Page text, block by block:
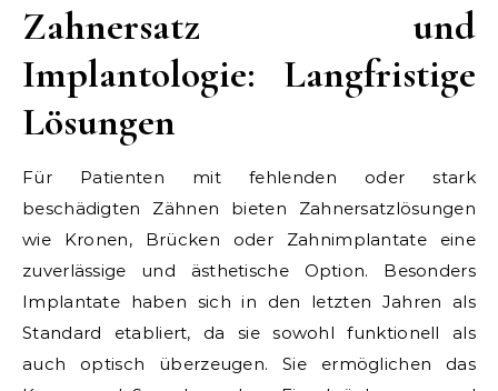
Zahnersatz und
Implantologie: Langfristige
Lösungen
Für Patienten mit fehlenden oder stark
beschädigten Zähnen bieten Zahnersatzlösungen
wie Kronen, Brücken oder Zahnimplantate eine
zuverlässige und ästhetische Option. Besonders
Implantate haben sich in den letzten Jahren als
Standard etabliert, da sie sowohl funktionell als
auch optisch überzeugen. Sie ermöglichen das